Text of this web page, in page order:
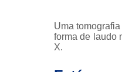
Uma
forma de laudo
X.